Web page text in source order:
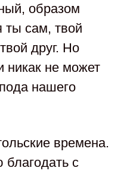
образом
ты сам, твой
друг. Но
никак не может
нашего
времена.
с